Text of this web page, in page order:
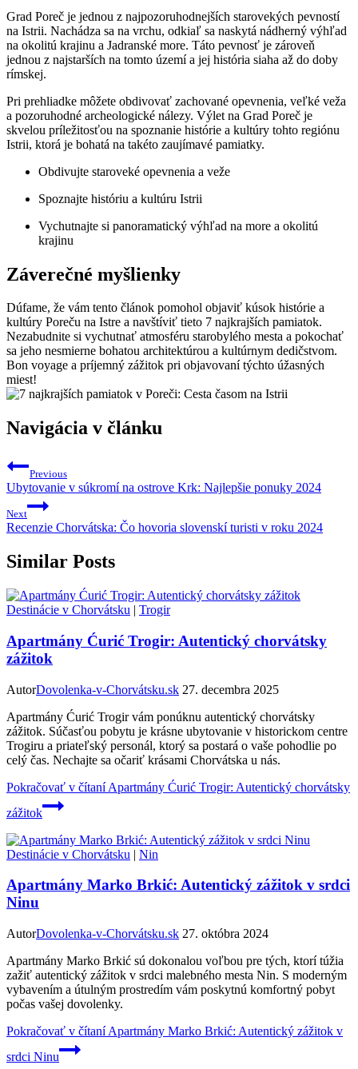
Grad Poreč je​ jednou z najpozoruhodnejších ⁤starovekých pevností
na Istrii. Nachádza sa na vrchu, odkiaľ sa naskytá nádherný výhľad
‌na okolitú krajinu ‌a Jadranské ⁢more. Táto pevnosť je zároveň
jednou z najstarších⁢ na tomto území a ⁤jej história siaha až do doby
rímskej.
Pri prehliadke ⁢môžete ​obdivovať zachované opevnenia, veľké veža
a pozoruhodné ⁤archeologické nálezy. ⁢Výlet na Grad Poreč je
skvelou príležitosťou​ na spoznanie histórie‌ a kultúry ​tohto⁣ regiónu
Istrii, ktorá je bohatá ‍na takéto⁤ zaujímavé pamiatky.
Obdivujte staroveké ⁣opevnenia a veže
Spoznajte históriu a kultúru Istrii
Vychutnajte⁤ si ⁤panoramatický výhľad na more ​a okolitú
⁤krajinu
Záverečné myšlienky
Dúfame,⁤ že vám⁤ tento ⁢článok ⁣pomohol objaviť kúsok histórie a
kultúry ‌Poreču na‌ Istre⁣ a⁣ navštíviť tieto 7 najkrajších pamiatok.
Nezabudnite ​si vychutnať‌ atmosféru starobylého ⁢mesta a ‌pokochať
sa jeho ⁢nesmierne bohatou architektúrou a kultúrnym dedičstvom.​
Bon ‍voyage a príjemný zážitok pri objavovaní týchto⁣ úžasných ​
miest!
Navigácia v článku
Previous
Ubytovanie v súkromí na ostrove Krk: Najlepšie ponuky 2024
Next
Recenzie Chorvátska: Čo hovoria slovenskí turisti v roku 2024
Similar Posts
Destinácie v Chorvátsku | Trogir
Apartmány Ćurić Trogir: Autentický chorvátsky
zážitok
AutorDovolenka-v-Chorvátsku.sk 27. decembra 2025
Apartmány Ćurić Trogir vám ponúknu autentický chorvátsky
zážitok. Súčasťou pobytu je krásne ubytovanie v historickom centre
Trogiru a priateľský personál, ktorý sa postará o vaše pohodlie po
celý čas. Nechajte sa očariť krásami Chorvátska u nás.
Pokračovať v čítaníApartmány Ćurić Trogir: Autentický chorvátsky
zážitok
Destinácie v Chorvátsku | Nin
Apartmány Marko Brkić: Autentický zážitok v srdci
Ninu
AutorDovolenka-v-Chorvátsku.sk 27. októbra 2024
Apartmány Marko Brkić sú dokonalou voľbou pre tých, ktorí túžia
zažiť autentický zážitok v srdci malebného mesta Nin. S moderným
vybavením a útulným prostredím vám poskytnú komfortný pobyt
počas vašej dovolenky.
Pokračovať v čítaníApartmány Marko Brkić: Autentický zážitok v
srdci Ninu